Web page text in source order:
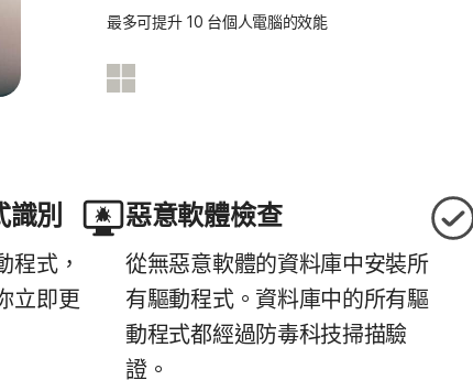
最多可提升 10 台個人電腦的效能
別
程式，
立即更
惡意軟體檢查
從無惡意軟體的資料庫中安裝所
有驅動程式。資料庫中的所有驅
動程式都經過防毒科技掃描驗
證。